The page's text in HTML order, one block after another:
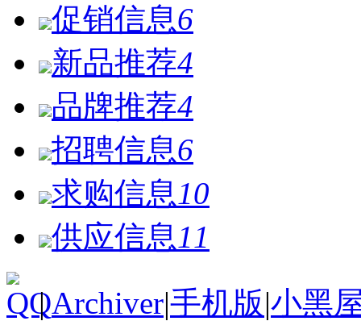
促销信息6
新品推荐4
品牌推荐4
招聘信息6
求购信息 10
供应信息 11
| Archiver|手机版|小黑